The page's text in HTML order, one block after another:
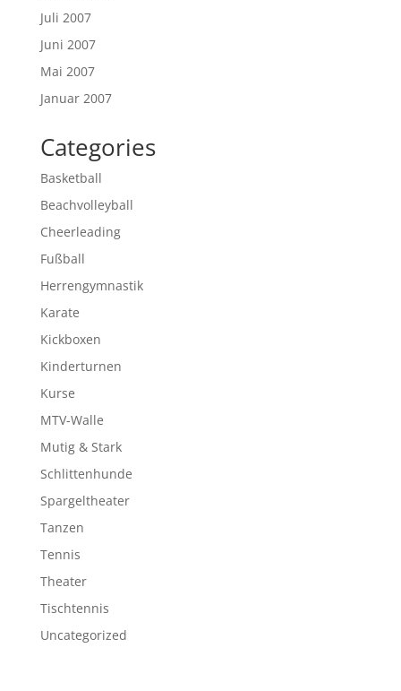
Juli 2007
Juni 2007
Mai 2007
Januar 2007
Categories
Basketball
Beachvolleyball
Cheerleading
Fußball
Herrengymnastik
Karate
Kickboxen
Kinderturnen
Kurse
MTV-Walle
Mutig & Stark
Schlittenhunde
Spargeltheater
Tanzen
Tennis
Theater
Tischtennis
Uncategorized